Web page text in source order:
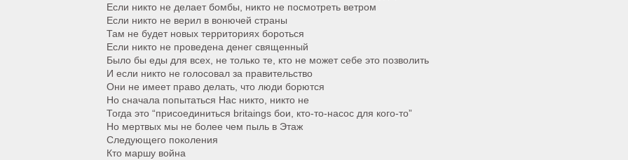
Если никто не делает бомбы, никто не посмотреть ветром
Если никто не верил в вонючей страны
Там не будет новых территориях бороться
Если никто не проведена денег священный
Было бы еды для всех, не только те, кто не может себе это позволить
И если никто не голосовал за правительство
Они не имеет право делать, что люди борются
Но сначала попытаться Нас никто, никто не
Тогда это “присоединиться britaings бои, кто-то-насос для кого-то”
Но мертвых мы не более чем пыль в Этаж
Следующего поколения
Кто маршу война